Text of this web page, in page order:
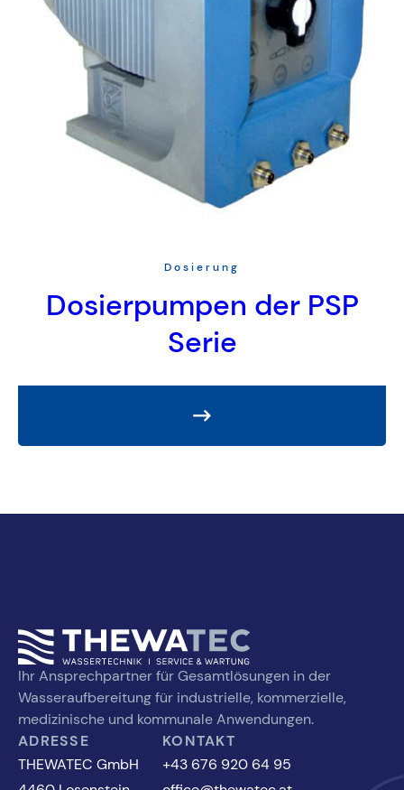
Dosierung
Dosierpumpen der PSP
Serie
Ihr Ansprechpartner für Gesamtlösungen in der
Wasseraufbereitung für industrielle, kommerzielle,
medizinische und kommunale Anwendungen.
ADRESSE
THEWATEC GmbH
KONTAKT
+43 676 920 64 95